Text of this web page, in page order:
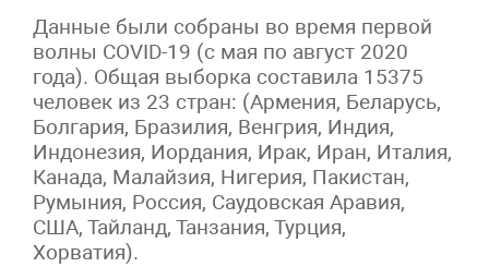
Данные были собраны во время первой
волны COVID-19 (с мая по август 2020
года). Общая выборка составила 15375
человек из 23 стран: (Армения, Беларусь,
Болгария, Бразилия, Венгрия, Индия,
Индонезия, Иордания, Ирак, Иран, Италия,
Канада, Малайзия, Нигерия, Пакистан,
Румыния, Россия, Саудовская Аравия,
США, Тайланд, Танзания, Турция,
Хорватия).